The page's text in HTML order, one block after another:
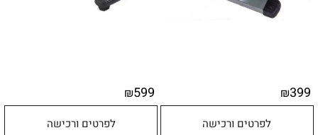
₪399
לפרטים ורכישה
₪599
לפרטים ורכישה